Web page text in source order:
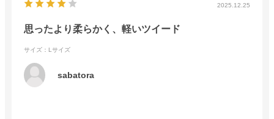
2025.12.25
思ったより柔らかく、軽いツイード
サイズ：Lサイズ
sabatora